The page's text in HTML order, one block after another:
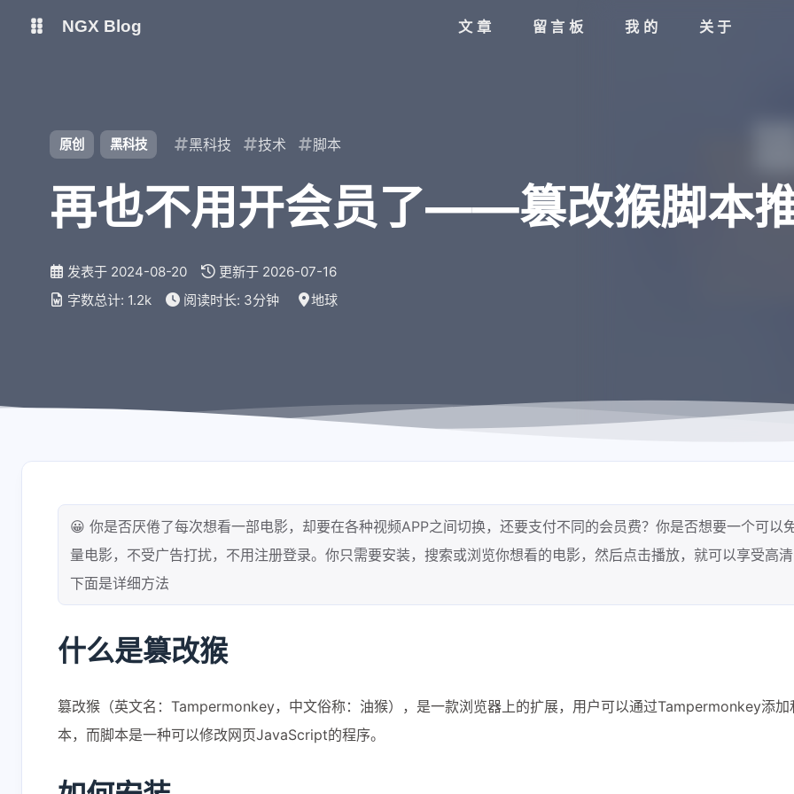
备用链接 Code-Server
NGX Blog 文章 留言板 我的 关于
原创 黑科技 黑科技 技术 脚本
再也不用开会员了——篡改猴脚本
发表于 2024-08-20 更新于 2026-07-16
字数总计: 1.2k 阅读时长: 3分钟 地球
😀 你是否厌倦了每次想看一部电影，却要在各种视频APP之间切换，还要支付不同的会员费？你是否想要一个可以
量电影，不受广告打扰，不用注册登录。你只需要安装，搜索或浏览你想看的电影，然后点击播放，就可以享受高
下面是详细方法
什么是篡改猴
篡改猴（英文名：Tampermonkey，中文俗称：油猴），是一款浏览器上的扩展，用户可以通过Tampermonkey添加
本，而脚本是一种可以修改网页JavaScript的程序。
shift A 打开/关闭中控台
shift M 播放/暂停音乐
shift D 深色/浅色显示模式
shift R
shift P 关于本站